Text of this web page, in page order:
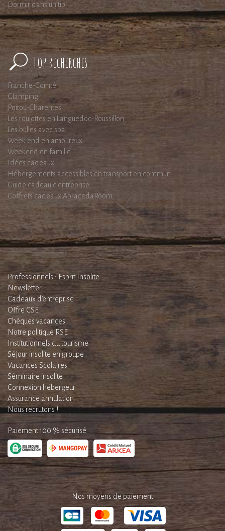
Dormir dans un tipi
Top recherches
Franche-Comté
Glamping
Poitou-Charentes
Les roulottes en Languedoc-Roussillon
Les bulles avec spa
Week end en amoureux
Weekend en famille
Idées cadeaux
Hébergements accessibles en transport en commun
Guide cadeau d'entreprise
Coffrets cadeaux AbracadaRoom
Professionnels : Esprit Insolite
Newsletter
Cadeaux d'entreprise
Offre CSE
Chèques vacances
Notre politique RSE
Institutionnels du tourisme
Séjour insolite en groupe
Vacances Scolaires
Séminaire insolite
Connexion hébergeur
Assurance annulation
Nous recrutons !
Paiement 100 % sécurisé
Nos moyens de paiement